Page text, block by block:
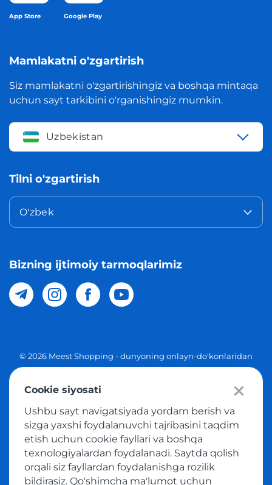
App Store Google Play
Mamlakatni o'zgartirish
Siz mamlakatni o'zgartirishingiz va boshqa mintaqa
uchun sayt tarkibini o'rganishingiz mumkin.
Uzbekistan
Tilni o'zgartirish
O'zbek
Bizning ijtimoiy tarmoqlarimiz
© 2026 Meest Shopping - dunyoning onlayn-do'konlaridan
Ommaviy taklif
Tovar sotib olish xizmatidan foydalanish shartlari
Cookie siyosati
Ushbu sayt navigatsiyada yordam berish va
sizga yaxshi foydalanuvchi tajribasini taqdim
etish uchun cookie fayllari va boshqa
texnologiyalardan foydalanadi. Saytda qolish
orqali siz fayllardan foydalanishga rozilik
bildirasiz. Qo'shimcha ma'lumot uchun